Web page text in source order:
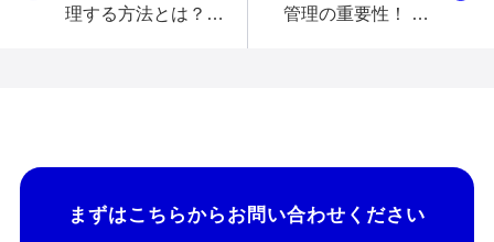
理する方法とは？メ
管理の重要性！ ～
まずはこちらから お問い合わせください